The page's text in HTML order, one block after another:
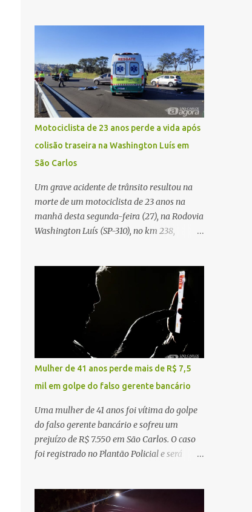
apresentou uma pane elétrica no painel,
deixando de funcionar e impossibilitando
uma nova partida. Ainda segundo o registro
policial, o condutor estacionou o carro,
certificou-se de que todas as portas estavam
trancadas, permaneceu com a chave de
ignição e se ausentou do local por cerca de
dez minutos para buscar ajuda. Ao retornar,
constatou que o automóvel havia
imediações, mas não conseguiu localizar o
veículo. Conforme o boletim, um menino de
aproximadamente 10 anos relatou ter visto
a Spin passando pelo local fazendo um forte
problema mecânico que o veículo já
apresentava antes do furto. O carro possui
seguro e, segundo a v...
Motociclista de 23 anos perde a vida após
colisão traseira na Washington Luís em
São Carlos
Um grave acidente de trânsito resultou na
morte de um motociclista de 23 anos na
manhã desta segunda-feira (27), na Rodovia
Washington Luís (SP-310), no km 238,
local, a vítima conduzia uma motocicleta
quando acabou colidindo na traseira de um
Jeep Renegade. Segundo relato da condutora
do veículo, o trânsito estava lento e
congestionado devido a obras realizadas na
rodovia, momento em que ocorreu o
impacto. Com a violência da colisão, o
motociclista foi arremessado ao solo.
Testemunhas relataram que o capacete teria
se desprendido durante o acidente. O jovem
sofreu ferimentos gravíssimos e morreu
ainda no local. Equipes de resgate e de
atendimento da concessionária responsável
socorro à vítima. No entanto, o óbito foi
constatado ainda no local do acidente. A
Mulher de 41 anos perde mais de R$ 7,5
mil em golpe do falso gerente bancário
Uma mulher de 41 anos foi vítima do golpe
do falso gerente bancário e sofreu um
prejuízo de R$ 7.550 em São Carlos. O caso
foi registrado no Plantão Policial e será
ocorrência, a vítima recebeu contato pelo